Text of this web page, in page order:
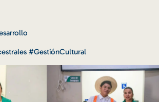
#GestiónCultural